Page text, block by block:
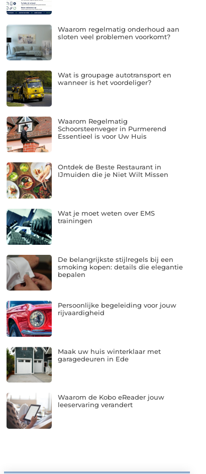
Waarom regelmatig onderhoud aan
sloten veel problemen voorkomt?
Wat is groupage autotransport en
wanneer is het voordeliger?
Waarom Regelmatig
Schoorsteenveger in Purmerend
Essentieel is voor Uw Huis
Ontdek de Beste Restaurant in
IJmuiden die je Niet Wilt Missen
Wat je moet weten over EMS
trainingen
De belangrijkste stijlregels bij een
smoking kopen: details die elegantie
bepalen
Persoonlijke begeleiding voor jouw
rijvaardigheid
Maak uw huis winterklaar met
garagedeuren in Ede
Waarom de Kobo eReader jouw
leeservaring verandert